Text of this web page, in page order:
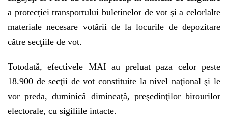
a protecţiei transportului buletinelor de vot şi a celorlalte
materiale necesare votării de la locurile de depozitare
către secţiile de vot.
Totodată, efectivele MAI au preluat paza celor peste
18.900 de secţii de vot constituite la nivel naţional şi le
vor preda, duminică dimineaţă, preşedinţilor birourilor
electorale, cu sigiliile intacte.